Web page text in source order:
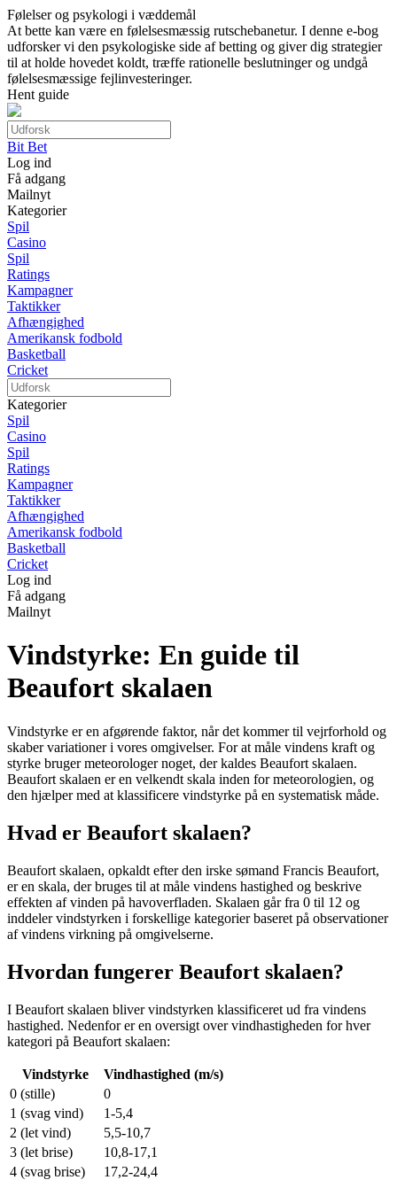
Følelser og psykologi i væddemål
At bette kan være en følelsesmæssig rutschebanetur. I denne e-bog
udforsker vi den psykologiske side af betting og giver dig strategier
til at holde hovedet koldt, træffe rationelle beslutninger og undgå
følelsesmæssige fejlinvesteringer.
Hent guide
Bit Bet
Log ind
Få adgang
Mailnyt
Kategorier
Spil
Casino
Spil
Ratings
Kampagner
Taktikker
Afhængighed
Amerikansk fodbold
Basketball
Cricket
Kategorier
Spil
Casino
Spil
Ratings
Kampagner
Taktikker
Afhængighed
Amerikansk fodbold
Basketball
Cricket
Log ind
Få adgang
Mailnyt
Vindstyrke: En guide til
Beaufort skalaen
Vindstyrke er en afgørende faktor, når det kommer til vejrforhold og
skaber variationer i vores omgivelser. For at måle vindens kraft og
styrke bruger meteorologer noget, der kaldes Beaufort skalaen.
Beaufort skalaen er en velkendt skala inden for meteorologien, og
den hjælper med at klassificere vindstyrke på en systematisk måde.
Hvad er Beaufort skalaen?
Beaufort skalaen, opkaldt efter den irske sømand Francis Beaufort,
er en skala, der bruges til at måle vindens hastighed og beskrive
effekten af vinden på havoverfladen. Skalaen går fra 0 til 12 og
inddeler vindstyrken i forskellige kategorier baseret på observationer
af vindens virkning på omgivelserne.
Hvordan fungerer Beaufort skalaen?
I Beaufort skalaen bliver vindstyrken klassificeret ud fra vindens
hastighed. Nedenfor er en oversigt over vindhastigheden for hver
kategori på Beaufort skalaen:
Vindstyrke
Vindhastighed (m/s)
0 (stille)
0
1 (svag vind)
1-5,4
2 (let vind)
5,5-10,7
3 (let brise)
10,8-17,1
4 (svag brise)
17,2-24,4